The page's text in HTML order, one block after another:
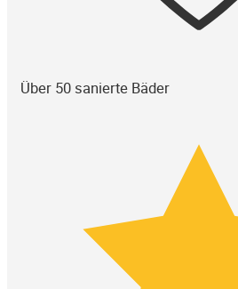
Über 50 sanierte Bäder